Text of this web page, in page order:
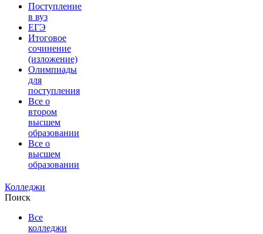
Поступление
в вуз
ЕГЭ
Итоговое
сочинение
(изложение)
Олимпиады
для
поступления
Все о
втором
высшем
образовании
Все о
высшем
образовании
Колледжи
Поиск
Все
колледжи